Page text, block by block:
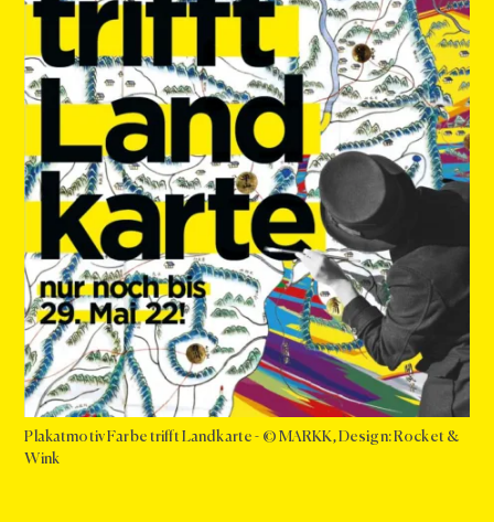
Plakatmotiv Farbe trifft Landkarte - © MARKK, Design: Rocket &
Wink